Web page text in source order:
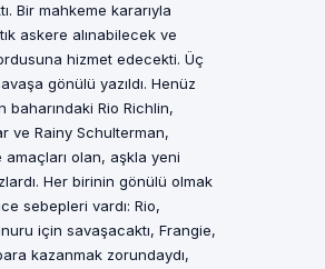
Bir mahkeme kararıyla
askere alınabilecek ve
hizmet edecekti. Üç
gönülü yazıldı. Henüz
baharındaki Rio Richlin,
ve Rainy Schulterman,
amaçları olan, aşkla yeni
Her birinin gönülü olmak
sebepleri vardı: Rio,
için savaşacaktı, Frangie,
kazanmak zorundaydı,